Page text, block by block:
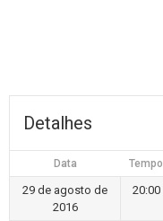
Detalhes
Data Tempo
29 de agosto de
2016
20:00